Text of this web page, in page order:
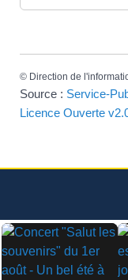
© Direction de
Source : Service-
Licence Ouverte